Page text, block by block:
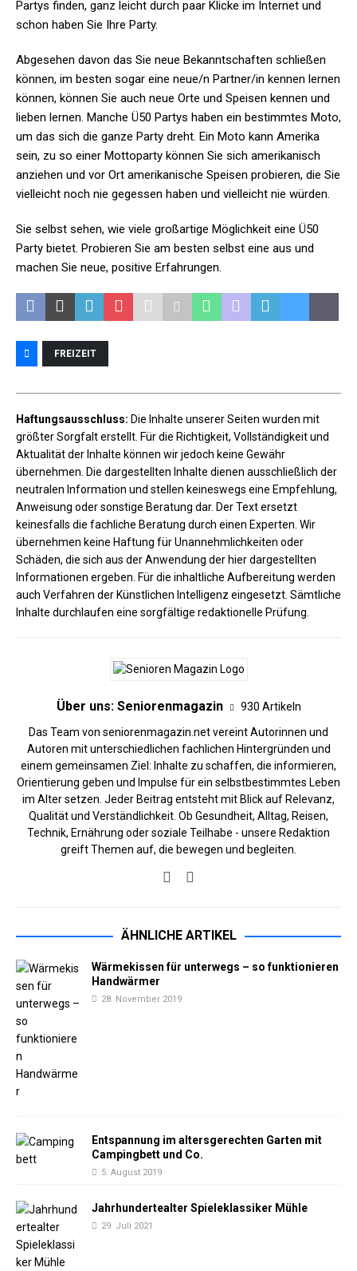
Partys finden, ganz leicht durch paar Klicke im Internet und
schon haben Sie Ihre Party.
Abgesehen davon das Sie neue Bekanntschaften schließen
können, im besten sogar eine neue/n Partner/in kennen lernen
können, können Sie auch neue Orte und Speisen kennen und
lieben lernen. Manche Ü50 Partys haben ein bestimmtes Moto,
um das sich die ganze Party dreht. Ein Moto kann Amerika
sein, zu so einer Mottoparty können Sie sich amerikanisch
anziehen und vor Ort amerikanische Speisen probieren, die Sie
vielleicht noch nie gegessen haben und vielleicht nie würden.
Sie selbst sehen, wie viele großartige Möglichkeit eine Ü50
Party bietet. Probieren Sie am besten selbst eine aus und
machen Sie neue, positive Erfahrungen.
FREIZEIT
Haftungsausschluss: Die Inhalte unserer Seiten wurden mit
größter Sorgfalt erstellt. Für die Richtigkeit, Vollständigkeit und
Aktualität der Inhalte können wir jedoch keine Gewähr
übernehmen. Die dargestellten Inhalte dienen ausschließlich der
neutralen Information und stellen keineswegs eine Empfehlung,
Anweisung oder sonstige Beratung dar. Der Text ersetzt
keinesfalls die fachliche Beratung durch einen Experten. Wir
übernehmen keine Haftung für Unannehmlichkeiten oder
Schäden, die sich aus der Anwendung der hier dargestellten
Informationen ergeben. Für die inhaltliche Aufbereitung werden
auch Verfahren der Künstlichen Intelligenz eingesetzt. Sämtliche
Inhalte durchlaufen eine sorgfältige redaktionelle Prüfung.
Über uns: Seniorenmagazin 930 Artikeln
Das Team von seniorenmagazin.net vereint Autorinnen und
Autoren mit unterschiedlichen fachlichen Hintergründen und
einem gemeinsamen Ziel: Inhalte zu schaffen, die informieren,
Orientierung geben und Impulse für ein selbstbestimmtes Leben
im Alter setzen. Jeder Beitrag entsteht mit Blick auf Relevanz,
Qualität und Verständlichkeit. Ob Gesundheit, Alltag, Reisen,
Technik, Ernährung oder soziale Teilhabe - unsere Redaktion
greift Themen auf, die bewegen und begleiten.
ÄHNLICHE ARTIKEL
Wärmekissen für unterwegs – so funktionieren
Handwärmer
28. November 2019
Entspannung im altersgerechten Garten mit
Campingbett und Co.
5. August 2019
Jahrhundertealter Spieleklassiker Mühle
29. Juli 2021